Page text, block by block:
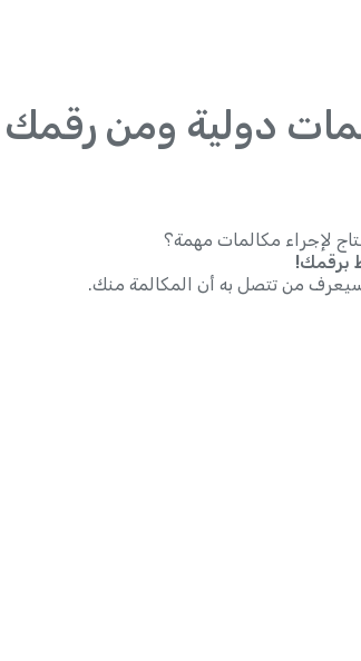
دولية ومن رقمك
لإجراء مكالمات مهمة؟
برقمك!